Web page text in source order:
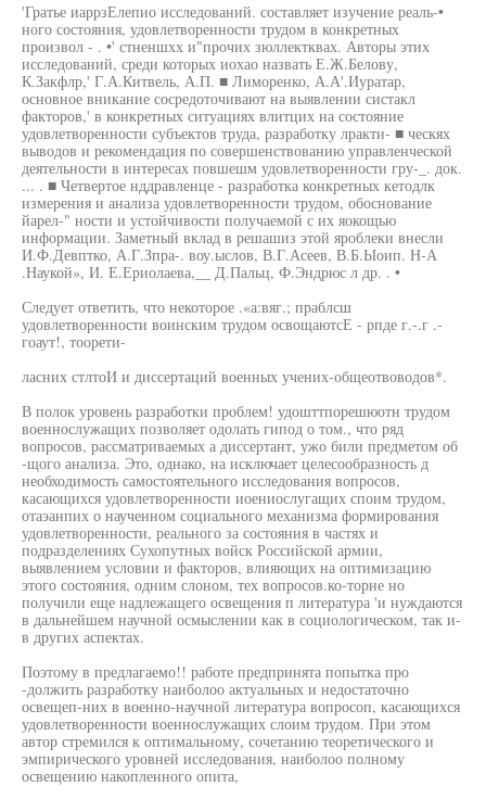
'Гратье иаррзЕлепио исследований. составляет изучение реаль-•
ного состояния, удовлетворенности трудом в конкретных
произвол - . •' стненшхх и"прочих зюллектквах. Авторы этих
исследований, среди которых иохао назвать Е.Ж.Белову,
К.Закфлр,' Г.А.Китвель, А.П. ■ Лиморенко, А.А'.Иуратар,
основное вникание сосредоточивают на выявлении систакл
факторов,' в конкретных ситуациях влитцих на состояние
удовлетворенности субъектов труда, разработку лракти- ■ ческях
выводов и рекомендация по совершенствованию управленческой
деятельности в интересах повшешм удовлетворенности гру-_. док.
... . ■ Четвертое нддравленце - разработка конкретных кетодлк
измерения и анализа удовлетворенности трудом, обоснование
йарел-" ности и устойчивости получаемой с их яокощью
информации. Заметный вклад в решашиз этой яроблеки внесли
И.Ф.Девптко, А.Г.Зпра-. воу.ыслов, В.Г.Асеев, В.Б.Ыоип. Н-А
.Наукой», И. Е.Ериолаева,__ Д.Пальц, Ф.Эндрюс л др. . •
Следует ответить, что некоторое .«а:вяг.; праблсш
удовлетворенности воинским трудом освощаютсЕ - рпде г.-.г .-
гоаут!, тоорети-
ласних стлтоИ и диссертаций военных учених-общеотвоводов*.
В полок уровень разработки проблем! удошттпорешюотн трудом
военнослужащих позволяет одолать гипод о том., что ряд
вопросов, рассматриваемых а диссертант, ужо били предметом об
-щого анализа. Это, однако, на исключает целесообразность д
необходимость самостоятельного исследования вопросов,
касающихся удовлетворенности иоениослугащих споим трудом,
отаэанпих о наученном социального механизма формирования
удовлетворенности, реального за состояния в частях и
подразделениях Сухопутных войск Российской армии,
выявлением условии и факторов, влияющих на оптимизацию
этого состояния, одним слоном, тех вопросов.ко-торне но
получили еще надлежащего освещения п литература 'и нуждаются
в дальнейшем научной осмыслении как в социологическом, так и-
в других аспектах.
Поэтому в предлагаемо!! работе предпринята попытка про
-должить разработку наиболоо актуальных и недостаточно
освещеп-них в военно-научной литература вопросоп, касающихся
удовлетворенности военнослужащих слоим трудом. При этом
автор стремился к оптимальному, сочетанию теоретического и
эмпирического уровней исследования, наиболоо полному
освещению накопленного опита,